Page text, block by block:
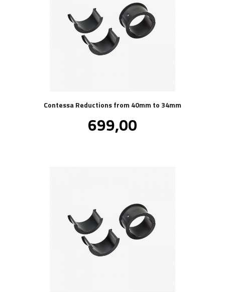
Contessa Reductions from 40mm to 34mm
Pris
699,00